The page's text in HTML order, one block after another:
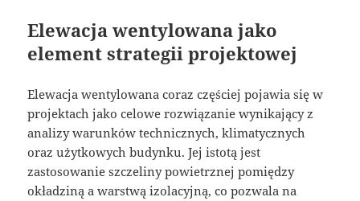
Elewacja wentylowana jako
element strategii projektowej
Elewacja wentylowana coraz częściej pojawia się w
projektach jako celowe rozwiązanie wynikający z
analizy warunków technicznych, klimatycznych
oraz użytkowych budynku. Jej istotą jest
zastosowanie szczeliny powietrznej pomiędzy
okładziną a warstwą izolacyjną, co pozwala na